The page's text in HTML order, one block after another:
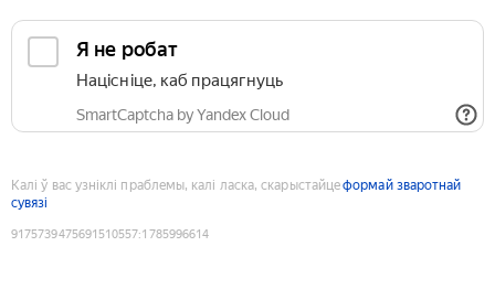
Я не робат
Націсніце, каб працягнуць
SmartCaptcha by Yandex Cloud
Калі ў вас узніклі праблемы, калі ласка, скарыстайцеформай зваротнай
сувязі
9175739475691510557:1785996614